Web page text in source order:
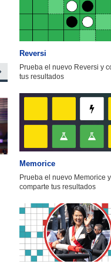
OTIC CCHC
Capacitación como foco del
CChC lanza podcast sobre el
impacto de formar talento
Reversi
Prueba el nuevo Reversi y
tus resultados
Memorice
Prueba el nuevo Memorice y
comparte tus resultados